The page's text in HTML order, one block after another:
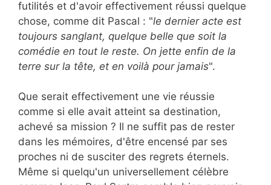
futilités et d'avoir effectivement réussi quelque
chose, comme dit Pascal : "le dernier acte est
toujours sanglant, quelque belle que soit la
comédie en tout le reste. On jette enfin de la
terre sur la tête, et en voilà pour jamais".
Que serait effectivement une vie réussie
comme si elle avait atteint sa destination,
achevé sa mission ? Il ne suffit pas de rester
dans les mémoires, d'être encensé par ses
proches ni de susciter des regrets éternels.
Même si quelqu'un universellement célèbre